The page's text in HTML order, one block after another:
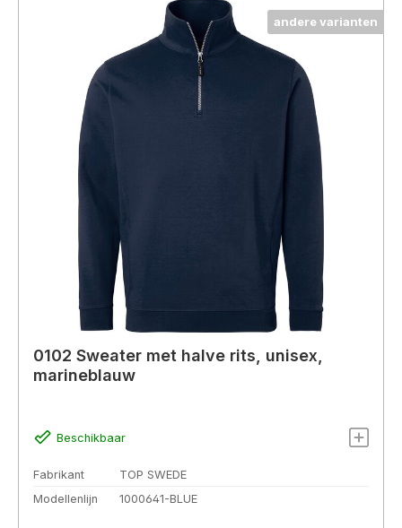
andere varianten
0102 Sweater met halve rits, unisex,
marineblauw
Beschikbaar
Fabrikant
TOP SWEDE
Modellenlijn
1000641-BLUE